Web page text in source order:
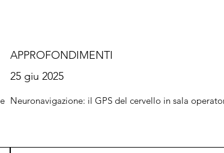
Neuronavigazione: il GPS del cervello in sala
APPROFONDIMENTI
25 giu 2025